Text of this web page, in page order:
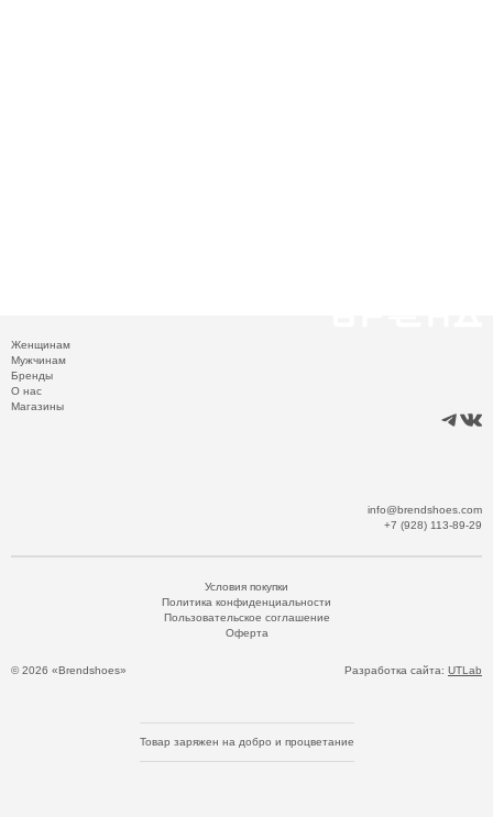
Женщинам
Мужчинам
Бренды
О нас
Магазины
info@brendshoes.com
+7 (928) 113-89-29
© 2026 «Brendshoes»
Условия покупки
Политика конфиденциальности
Пользовательское соглашение
Оферта
Разработка сайта: UTLab
Товар заряжен на добро и процветание